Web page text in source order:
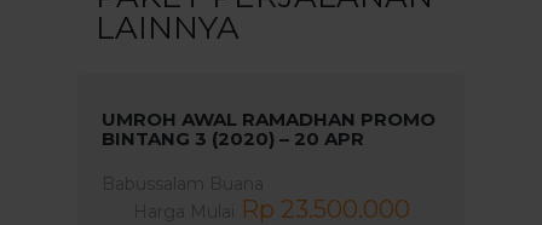
LAINNYA
UMROH AWAL RAMADHAN PROMO
BINTANG 3 (2020) – 20 APR
Rp 23.500.000